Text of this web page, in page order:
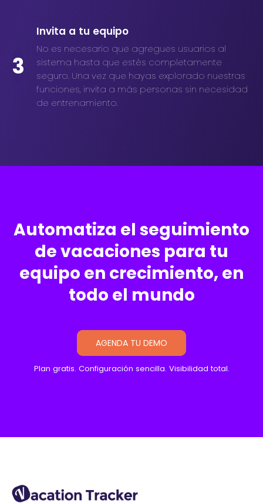
3
Invita a tu equipo
No es necesario que agregues usuarios al
sistema hasta que estés completamente
seguro. Una vez que hayas explorado nuestras
funciones, invita a más personas sin necesidad
de entrenamiento.
Automatiza el seguimiento
de vacaciones para tu
equipo en crecimiento, en
todo el mundo
AGENDA TU DEMO
Plan gratis. Configuración sencilla. Visibilidad total.